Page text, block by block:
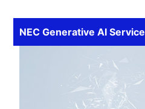
NEC Generative AI Service